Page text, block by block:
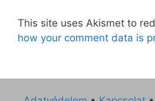
This site uses Akismet to
how your comment data is